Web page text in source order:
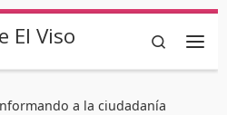
El Viso Search
a la ciudadanía